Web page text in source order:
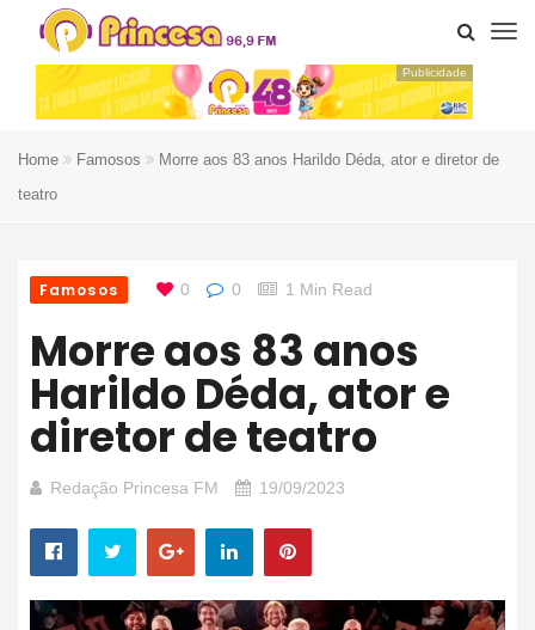
Publicidade
Home Famosos
Morre aos 83 anos Harildo Déda, ator e diretor de
teatro
Famosos 0 0 1 Min Read
Morre aos 83 anos
Harildo Déda, ator e
diretor de teatro
Redação Princesa FM 19/09/2023